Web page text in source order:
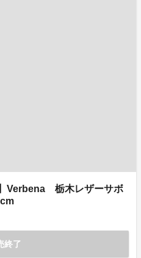
Verbena 栃木レザーサボ
終了